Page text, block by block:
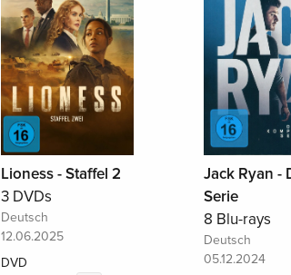
Lioness - Staffel 2
3 DVDs
Deutsch
12.06.2025
DVD
Jack Ryan -
Serie
8 Blu-rays
Deutsch
05.12.2024